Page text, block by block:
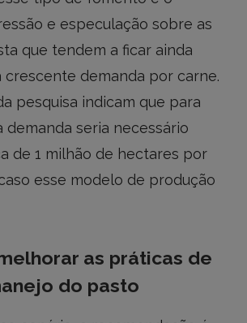
e especulação sobre as
que tendem a ficar ainda
crescente demanda por carne.
pesquisa indicam que para
demanda seria necessário
de 1 milhão de hectares por
esse modelo de produção
as práticas de
do pasto